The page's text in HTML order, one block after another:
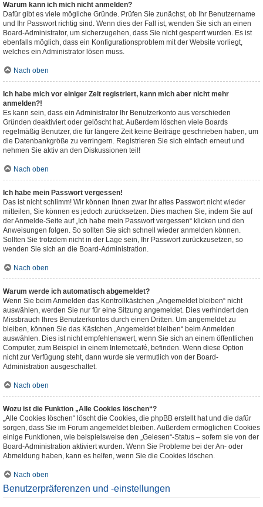
Warum kann ich mich nicht anmelden?
Dafür gibt es viele mögliche Gründe. Prüfen Sie zunächst, ob Ihr Benutzername
und Ihr Passwort richtig sind. Wenn dies der Fall ist, wenden Sie sich an einen
Board-Administrator, um sicherzugehen, dass Sie nicht gesperrt wurden. Es ist
ebenfalls möglich, dass ein Konfigurationsproblem mit der Website vorliegt,
welches ein Administrator lösen muss.
Nach oben
Ich habe mich vor einiger Zeit registriert, kann mich aber nicht mehr
anmelden?!
Es kann sein, dass ein Administrator Ihr Benutzerkonto aus verschieden
Gründen deaktiviert oder gelöscht hat. Außerdem löschen viele Boards
regelmäßig Benutzer, die für längere Zeit keine Beiträge geschrieben haben, um
die Datenbankgröße zu verringern. Registrieren Sie sich einfach erneut und
nehmen Sie aktiv an den Diskussionen teil!
Nach oben
Ich habe mein Passwort vergessen!
Das ist nicht schlimm! Wir können Ihnen zwar Ihr altes Passwort nicht wieder
mitteilen, Sie können es jedoch zurücksetzen. Dies machen Sie, indem Sie auf
der Anmelde-Seite auf „Ich habe mein Passwort vergessen“ klicken und den
Anweisungen folgen. So sollten Sie sich schnell wieder anmelden können.
Sollten Sie trotzdem nicht in der Lage sein, Ihr Passwort zurückzusetzen, so
wenden Sie sich an die Board-Administration.
Nach oben
Warum werde ich automatisch abgemeldet?
Wenn Sie beim Anmelden das Kontrollkästchen „Angemeldet bleiben“ nicht
auswählen, werden Sie nur für eine Sitzung angemeldet. Dies verhindert den
Missbrauch Ihres Benutzerkontos durch einen Dritten. Um angemeldet zu
bleiben, können Sie das Kästchen „Angemeldet bleiben“ beim Anmelden
auswählen. Dies ist nicht empfehlenswert, wenn Sie sich an einem öffentlichen
Computer, zum Beispiel in einem Internetcafé, befinden. Wenn diese Option
nicht zur Verfügung steht, dann wurde sie vermutlich von der Board-
Administration ausgeschaltet.
Nach oben
Wozu ist die Funktion „Alle Cookies löschen“?
„Alle Cookies löschen“ löscht die Cookies, die phpBB erstellt hat und die dafür
sorgen, dass Sie im Forum angemeldet bleiben. Außerdem ermöglichen Cookies
einige Funktionen, wie beispielsweise den „Gelesen“-Status – sofern sie von der
Board-Administration aktiviert wurden. Wenn Sie Probleme bei der An- oder
Abmeldung haben, kann es helfen, wenn Sie die Cookies löschen.
Nach oben
Benutzerpräferenzen und -einstellungen